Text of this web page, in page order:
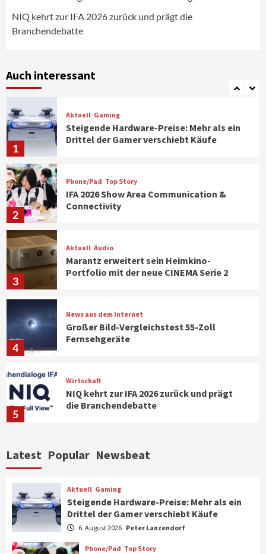
NIQ kehrt zur IFA 2026 zurück und prägt die
Branchendebatte
Auch interessant
6
7
Klimageräte und Ventilatoren
1
Aktuell Gaming
Steigende Hardware-Preise: Mehr als ein
Drittel der Gamer verschiebt Käufe
2
Phone/Pad Top Story
IFA 2026 Show Area Communication &
Connectivity
3
Aktuell Audio
Marantz erweitert sein Heimkino-
Portfolio mit der neue CINEMA Serie 2
4
News aus dem Internet
Großer Bild-Vergleichstest 55-Zoll
Fernsehgeräte
5
Wirtschaft
NIQ kehrt zur IFA 2026 zurück und prägt
die Branchendebatte
6
CHERRY baut Vertriebsteam in
7
Smart Living Top Story
Verbraucher setzen immer mehr auf
Latest Popular Newsbeat
Aktuell Gaming
Steigende Hardware-Preise: Mehr als ein
Drittel der Gamer verschiebt Käufe
6. August 2026 Peter Lanzendorf
Phone/Pad Top Story